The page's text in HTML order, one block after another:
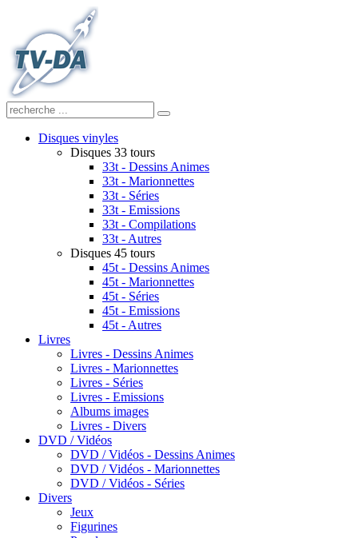
Disques vinyles
Disques 33 tours
33t - Dessins Animes
33t - Marionnettes
33t - Séries
33t - Emissions
33t - Compilations
33t - Autres
Disques 45 tours
45t - Dessins Animes
45t - Marionnettes
45t - Séries
45t - Emissions
45t - Autres
Livres
Livres - Dessins Animes
Livres - Marionnettes
Livres - Séries
Livres - Emissions
Albums images
Livres - Divers
DVD / Vidéos
DVD / Vidéos - Dessins Animes
DVD / Vidéos - Marionnettes
DVD / Vidéos - Séries
Divers
Jeux
Figurines